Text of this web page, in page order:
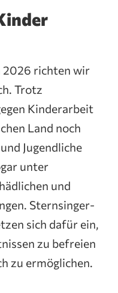
2026 richten wir
Trotz
Kinderarbeit
Land noch
Jugendliche
unter
und
Sternsinger-
sich dafür ein,
zu befreien
zu ermöglichen.